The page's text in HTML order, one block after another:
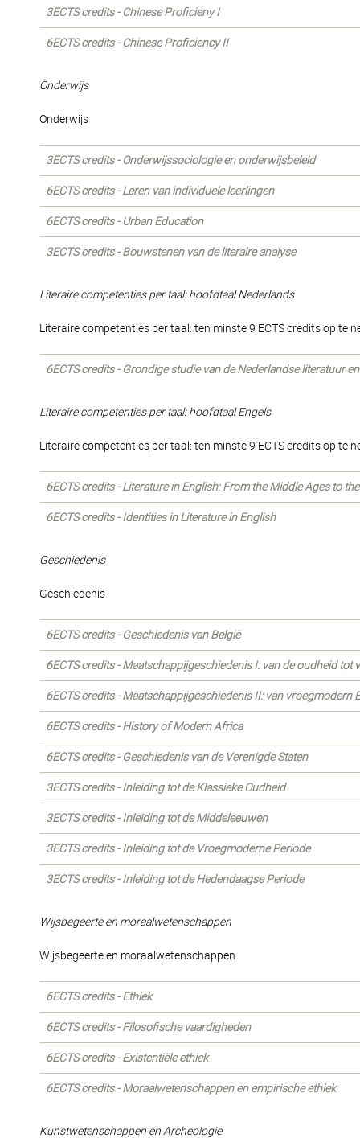
3ECTS credits - Chinese Proficieny I
6ECTS credits - Chinese Proficiency II
Onderwijs
Onderwijs
3ECTS credits - Onderwijssociologie en onderwijsbeleid
6ECTS credits - Leren van individuele leerlingen
6ECTS credits - Urban Education
3ECTS credits - Bouwstenen van de literaire analyse
Literaire competenties per taal: hoofdtaal Nederlands
Literaire competenties per taal: ten minste 9 ECTS credits op te
6ECTS credits - Grondige studie van de Nederlandse literatuur
Literaire competenties per taal: hoofdtaal Engels
Literaire competenties per taal: ten minste 9 ECTS credits op te
6ECTS credits - Literature in English: From the Middle Ages to
6ECTS credits - Identities in Literature in English
Geschiedenis
Geschiedenis
6ECTS credits - Geschiedenis van België
6ECTS credits - Maatschappijgeschiedenis I: van de oudheid tot
6ECTS credits - Maatschappijgeschiedenis II: van vroegmodern
6ECTS credits - History of Modern Africa
6ECTS credits - Geschiedenis van de Verenigde Staten
3ECTS credits - Inleiding tot de Klassieke Oudheid
3ECTS credits - Inleiding tot de Middeleeuwen
3ECTS credits - Inleiding tot de Vroegmoderne Periode
3ECTS credits - Inleiding tot de Hedendaagse Periode
Wijsbegeerte en moraalwetenschappen
Wijsbegeerte en moraalwetenschappen
6ECTS credits - Ethiek
6ECTS credits - Filosofische vaardigheden
6ECTS credits - Existentiële ethiek
6ECTS credits - Moraalwetenschappen en empirische ethiek
Kunstwetenschappen en Archeologie